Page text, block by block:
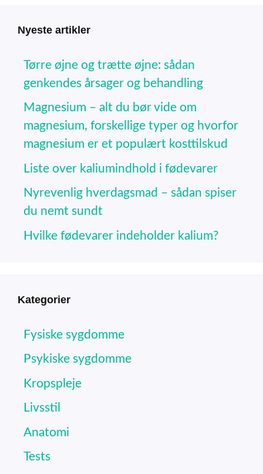
Nyeste artikler
Tørre øjne og trætte øjne: sådan
genkendes årsager og behandling
Magnesium – alt du bør vide om
magnesium, forskellige typer og hvorfor
magnesium er et populært kosttilskud
Liste over kaliumindhold i fødevarer
Nyrevenlig hverdagsmad – sådan spiser
du nemt sundt
Hvilke fødevarer indeholder kalium?
Kategorier
Fysiske sygdomme
Psykiske sygdomme
Kropspleje
Livsstil
Anatomi
Tests